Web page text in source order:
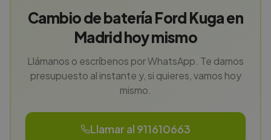
Cambio de batería Ford Kuga en
Madrid hoy mismo
Llámanos o escríbenos por WhatsApp. Te damos
presupuesto al instante y, si quieres, vamos hoy
mismo.
Llamar al 911610663